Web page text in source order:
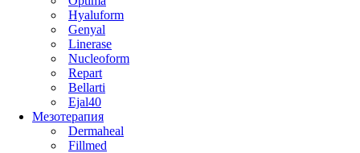
Hyaluform
Genyal
Linerase
Nucleoform
Repart
Bellarti
Ejal40
Мезотерапия
Dermaheal
Fillmed